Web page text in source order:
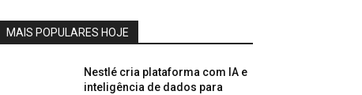
MAIS POPULARES HOJE
Nestlé cria plataforma com IA e
inteligência de dados para